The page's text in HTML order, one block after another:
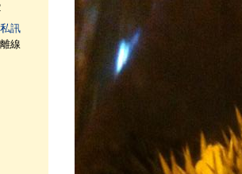
訊
線